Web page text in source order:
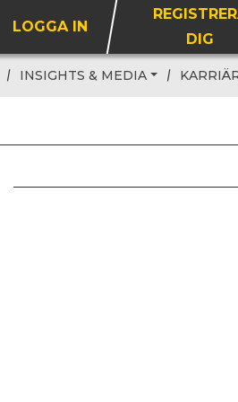
LOGGA IN
DIG
INSIGHTS & MEDIA